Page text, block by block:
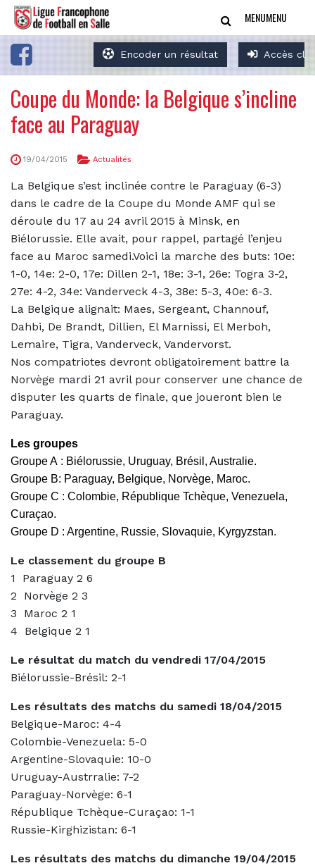
Encoder un résultat Accès
MENUMENU
Coupe du Monde: la Belgique s’incline
face au Paraguay
19/04/2015 Actualités
La Belgique s’est inclinée contre le Paraguay (6-3)
dans le cadre de la Coupe du Monde AMF qui se
déroule du 17 au 24 avril 2015 à Minsk, en
Biélorussie. Elle avait, pour rappel, partagé l’enjeu
face au Maroc samedi.Voici la marche des buts: 10e:
1-0, 14e: 2-0, 17e: Dillen 2-1, 18e: 3-1, 26e: Togra 3-2,
27e: 4-2, 34e: Vanderveck 4-3, 38e: 5-3, 40e: 6-3.
La Belgique alignait: Maes, Sergeant, Channouf,
Dahbi, De Brandt, Dillien, El Marnissi, El Merboh,
Lemaire, Tigra, Vanderveck, Vandervorst.
Nos compatriotes devront obligatoirement battre la
Norvège mardi 21 avril pour conserver une chance de
disputer les quarts de finale, que joueront bien le
Paraguay.
Les groupes
Groupe A : Biélorussie, Uruguay, Brésil, Australie.
Groupe B: Paraguay, Belgique, Norvège, Maroc.
Groupe C : Colombie, République Tchèque, Venezuela,
Curaçao.
Groupe D : Argentine, Russie, Slovaquie, Kyrgyzstan.
Le classement du groupe B
1 Paraguay 2 6
2 Norvège 2 3
3 Maroc 2 1
4 Belgique 2 1
Le résultat du match du vendredi 17/04/2015
Biélorussie-Brésil: 2-1
Les résultats des matchs du samedi 18/04/2015
Belgique-Maroc: 4-4
Colombie-Venezuela: 5-0
Argentine-Slovaquie: 10-0
Uruguay-Austrralie: 7-2
Paraguay-Norvège: 6-1
République Tchèque-Curaçao: 1-1
Russie-Kirghizistan: 6-1
Les résultats des matchs du dimanche 19/04/2015